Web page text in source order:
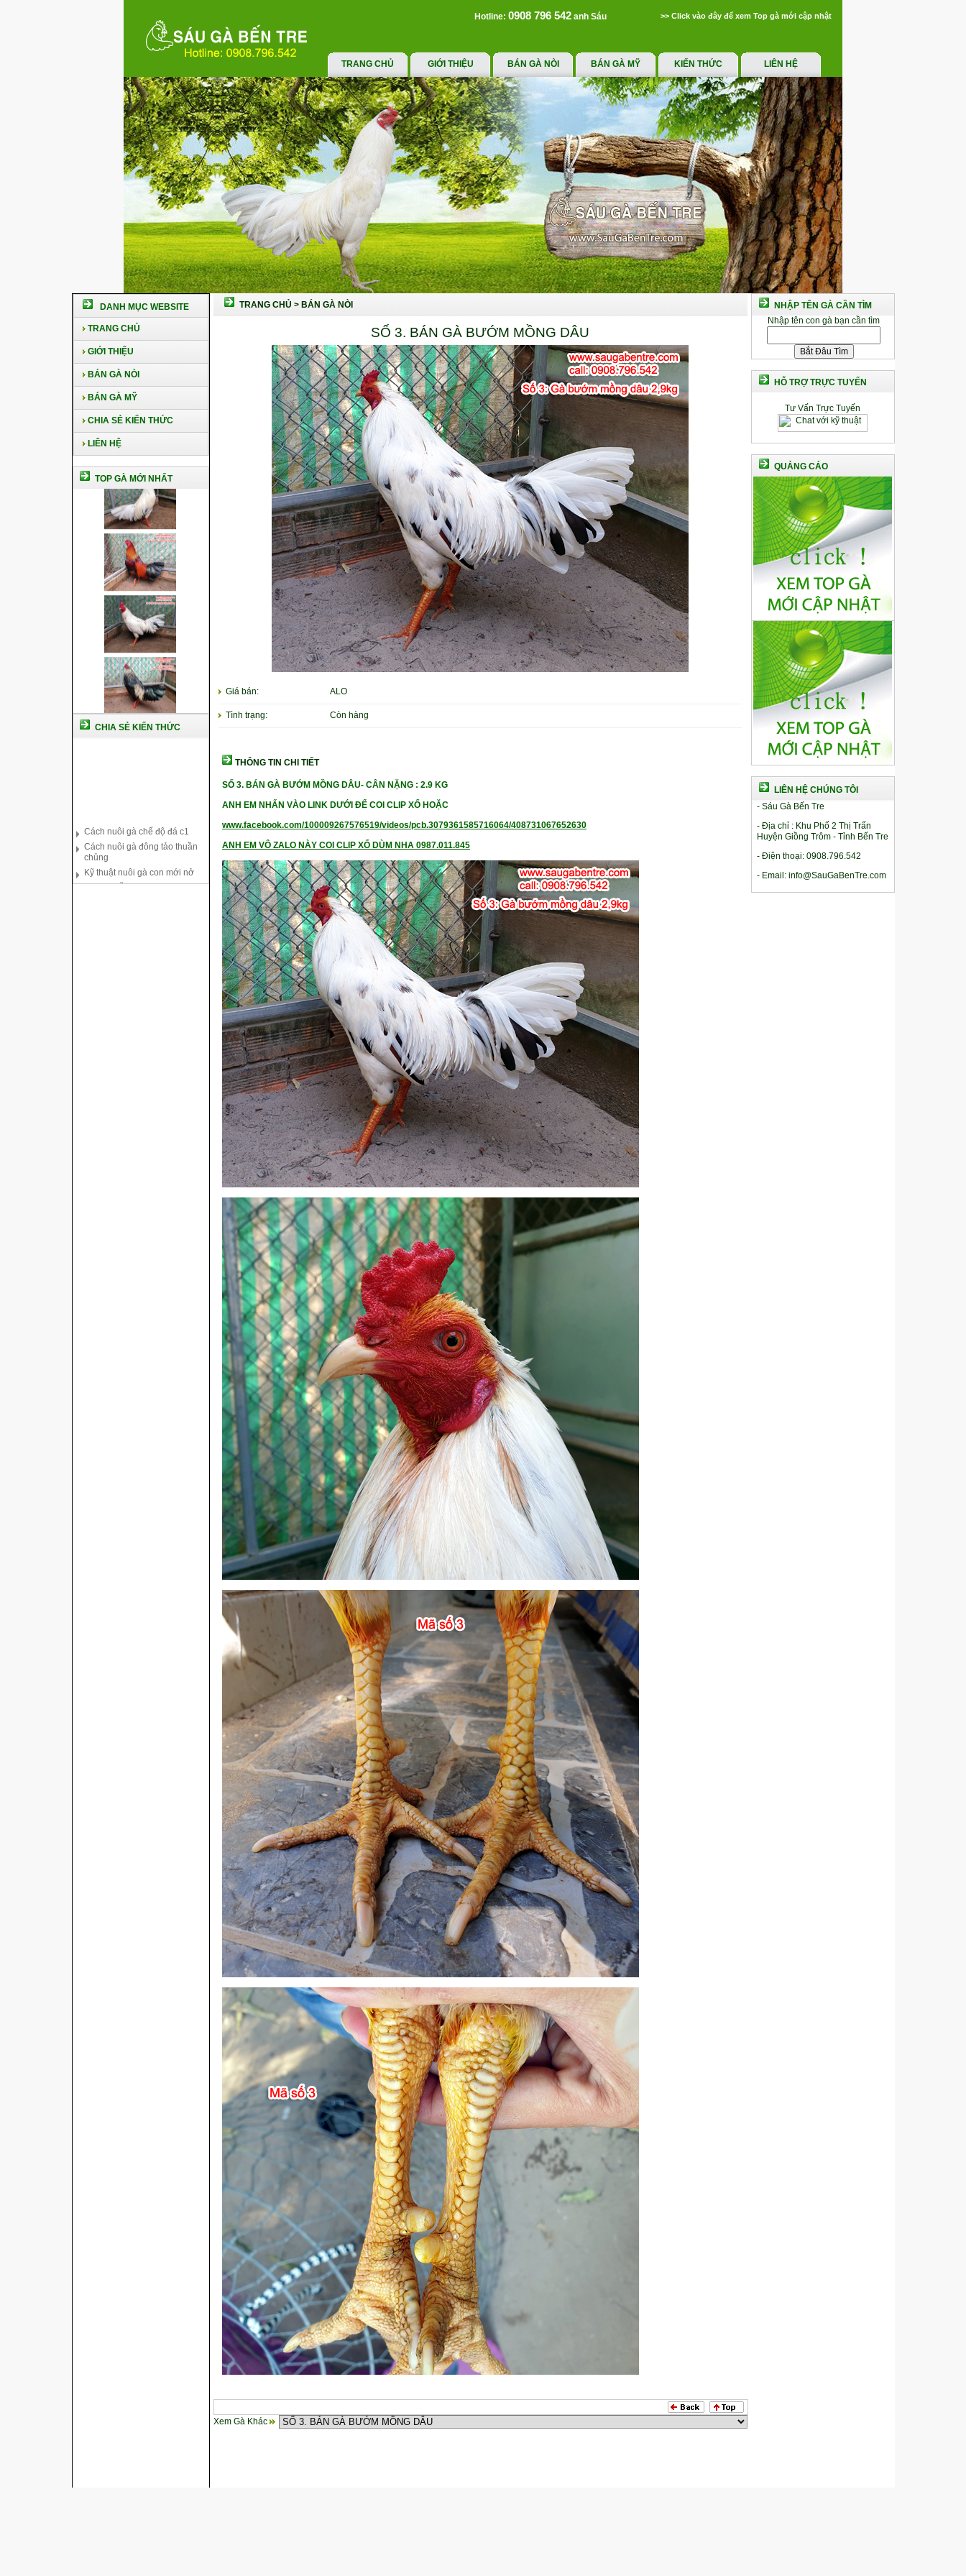
Hotline: 0908 796 542 anh Sáu >> Click vào đây để xem Top gà mới cập nhật
TRANG CHỦ GIỚI THIỆU BÁN GÀ NÒI BÁN GÀ MỸ KIẾN THỨC LIÊN HỆ
DANH MỤC WEBSITE
TRANG CHỦ
GIỚI THIỆU
BÁN GÀ NÒI
BÁN GÀ MỸ
CHIA SẺ KIẾN THỨC
LIÊN HỆ
TOP GÀ MỚI NHẤT
CHIA SẺ KIẾN THỨC
Kỹ thuật nuôi gà con mới nở
Hướng dẫn nuôi gà đá
Tại sao bạn cần biết cách nuôi
gà chọi ?
TRANG CHỦ > BÁN GÀ NÒI
SỐ 3. BÁN GÀ BƯỚM MỒNG DÂU
Giá bán: ALO
Tình trạng: Còn hàng
THÔNG TIN CHI TIẾT
SỐ 3. BÁN GÀ BƯỚM MỒNG DÂU- CÂN NẶNG : 2.9 KG
ANH EM NHẤN VÀO LINK DƯỚI ĐỂ COI CLIP XỔ HOẶC
www.facebook.com/100009267576519/videos/pcb.3079361585716064/408731067652630
ANH EM VÔ ZALO NÀY COI CLIP XỔ DÙM NHA 0987.011.845
Xem Gà Khác
NHẬP TÊN GÀ CẦN TÌM
Nhập tên con gà bạn cần tìm
HỖ TRỢ TRỰC TUYẾN
Tư Vấn Trực Tuyến
QUẢNG CÁO
LIÊN HỆ CHÚNG TÔI
- Sáu Gà Bến Tre
- Địa chỉ : Khu Phố 2 Thị Trấn
Huyện Giồng Trôm - Tỉnh Bến Tre
- Điện thoại: 0908.796.542
- Email: info@SauGaBenTre.com